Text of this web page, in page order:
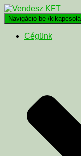
Navigáció be-/
Cégünk